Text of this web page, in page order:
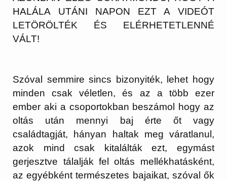
HALÁLA UTÁNI NAPON EZT A VIDEÓT
LETÖRÖLTÉK ÉS ELÉRHETETLENNÉ
VÁLT!
Szóval semmire sincs bizonyiték, lehet hogy
minden csak véletlen, és az a több ezer
ember aki a csoportokban beszámol hogy az
oltás után mennyi baj érte őt vagy
családtagját, hányan haltak meg váratlanul,
azok mind csak kitalálták ezt, egymást
gerjesztve tálalják fel oltás mellékhatásként,
az egyébként természetes bajaikat, szóval ők